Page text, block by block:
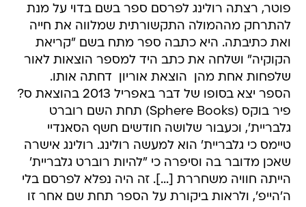
פוטר, רצתה רולינג לפרסם ספר בשם בדוי על מנת
להתרחק מההמולה התקשורתית שמלווה את חייה
ואת כתיבתה. היא כתבה ספר מתח בשם "קריאת
הקוקיה" ושלחה את כתב היד למספר הוצאות לאור
שלפחות אחת מהן  הוצאת אוריון  דחתה אותו.
הספר יצא בסופו של דבר באפריל 2013 בהוצאת ס?
פיר בוקס (Sphere Books) תחת השם רוברט
גלבריית', וכעבור שלושה חודשים חשף הסאנדיי
טיימס כי גלבריית' הוא למעשה רולינג. רולינג אישרה
שאכן מדובר בה וסיפרה כי "להיות רוברט גלבריית'
הייתה חוויה משחררת [...]. זה היה נפלא לפרסם בלי
ה'הייפ', ולראות ביקורת על הספר תחת שם אחר זו